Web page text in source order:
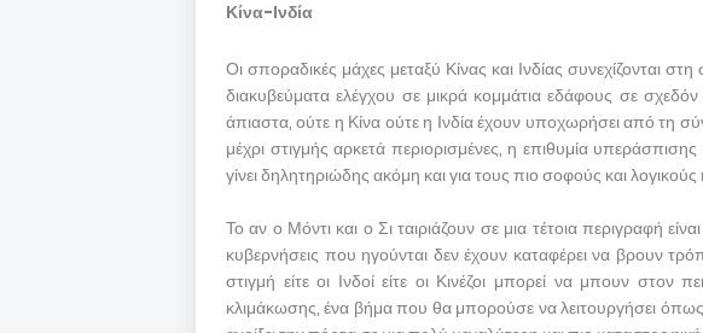
Κίνα-Ινδία
Οι σποραδικές μάχες μεταξύ Κίνας και Ινδίας συνεχίζονται
διακυβεύματα ελέγχου σε μικρά κομμάτια εδάφους σε
άπιαστα, ούτε η Κίνα ούτε η Ινδία έχουν υποχωρήσει από τη
μέχρι στιγμής αρκετά περιορισμένες, η επιθυμία
γίνει δηλητηριώδης ακόμη και για τους πιο σοφούς και λογικούς
Το αν ο Μόντι και ο Σι ταιριάζουν σε μια τέτοια περιγραφή
κυβερνήσεις που ηγούνται δεν έχουν καταφέρει να βρουν
στιγμή είτε οι Ινδοί είτε οι Κινέζοι μπορεί να μπουν
κλιμάκωσης, ένα βήμα που θα μπορούσε να λειτουργήσει